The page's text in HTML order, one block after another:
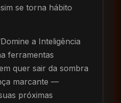
se torna hábito
a Inteligência
ferramentas
quer sair da sombra
marcante —
próximas